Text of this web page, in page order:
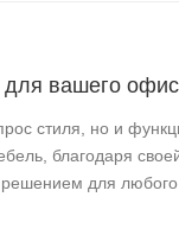
для вашего
стиля, но и
благодаря
решением для